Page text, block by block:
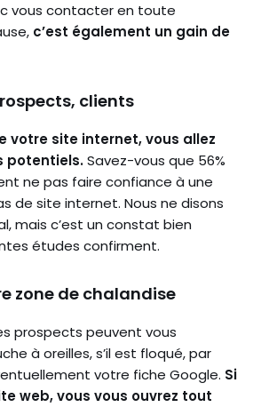
vous contacter en toute
c’est également un gain de
clients
votre site internet, vous allez
potentiels.Savez-vous que 56%
ne pas faire confiance à une
de site internet. Nous ne disons
mais c’est un constat bien
études confirment.
zone de chalandise
prospects peuvent vous
à oreilles, s’il est floqué, par
votre fiche Google. Si
web, vous vous ouvrez tout